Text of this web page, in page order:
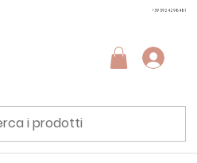
+39 3924298481